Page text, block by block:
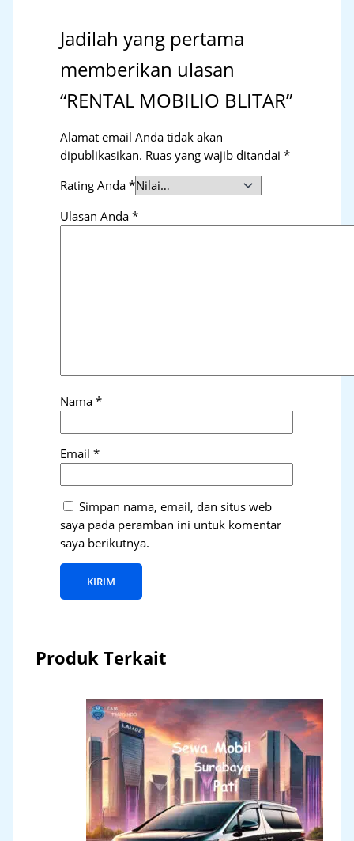
Jadilah yang pertama
memberikan ulasan
“RENTAL MOBILIO BLITAR”
Alamat email Anda tidak akan
dipublikasikan. Ruas yang wajib ditandai*
Rating Anda*
Ulasan Anda*
Nama*
Email*
Simpan nama, email, dan situs web
saya pada peramban ini untuk komentar
saya berikutnya.
Produk Terkait